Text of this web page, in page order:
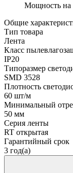
Мощность на
Общие
Тип товара
Лента
Класс
IP20
Типоразмер
SMD 3528
Плотность
60 шт/м
Минимальный
50 мм
Серия ленты
RT открытая
Гарантийный срок
3 год(а)